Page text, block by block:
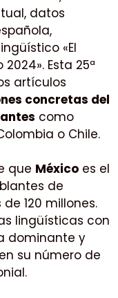
datos
«El
Esta 25ª
artículos
concretas del
como
o Chile.
que México es el
de
120 millones.
lingüísticas con
dominante y
su número de